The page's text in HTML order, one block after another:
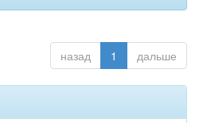
назад 1 дальше